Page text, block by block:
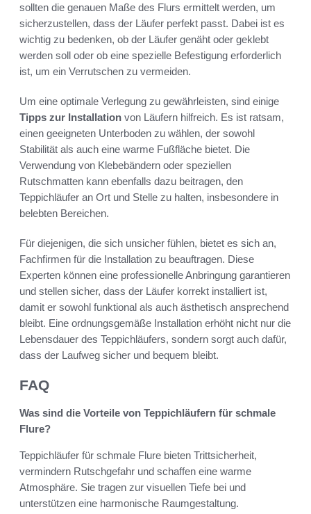
sollten die genauen Maße des Flurs ermittelt werden, um
sicherzustellen, dass der Läufer perfekt passt. Dabei ist es
wichtig zu bedenken, ob der Läufer genäht oder geklebt
werden soll oder ob eine spezielle Befestigung erforderlich
ist, um ein Verrutschen zu vermeiden.
Um eine optimale Verlegung zu gewährleisten, sind einige
Tipps zur Installation von Läufern hilfreich. Es ist ratsam,
einen geeigneten Unterboden zu wählen, der sowohl
Stabilität als auch eine warme Fußfläche bietet. Die
Verwendung von Klebebändern oder speziellen
Rutschmatten kann ebenfalls dazu beitragen, den
Teppichläufer an Ort und Stelle zu halten, insbesondere in
belebten Bereichen.
Für diejenigen, die sich unsicher fühlen, bietet es sich an,
Fachfirmen für die Installation zu beauftragen. Diese
Experten können eine professionelle Anbringung garantieren
und stellen sicher, dass der Läufer korrekt installiert ist,
damit er sowohl funktional als auch ästhetisch ansprechend
bleibt. Eine ordnungsgemäße Installation erhöht nicht nur die
Lebensdauer des Teppichläufers, sondern sorgt auch dafür,
dass der Laufweg sicher und bequem bleibt.
FAQ
Was sind die Vorteile von Teppichläufern für schmale
Flure?
Teppichläufer für schmale Flure bieten Trittsicherheit,
vermindern Rutschgefahr und schaffen eine warme
Atmosphäre. Sie tragen zur visuellen Tiefe bei und
unterstützen eine harmonische Raumgestaltung.